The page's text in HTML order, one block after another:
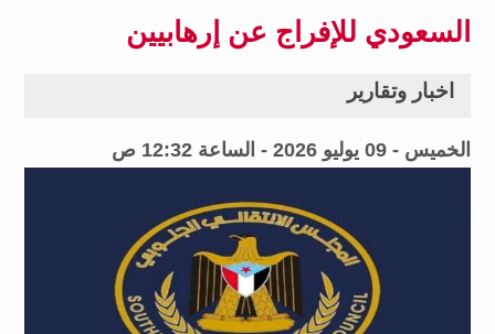
السعودي للإفراج عن إرهابيين
اخبار وتقارير
الخميس - 09 يوليو 2026 - الساعة 12:32 ص